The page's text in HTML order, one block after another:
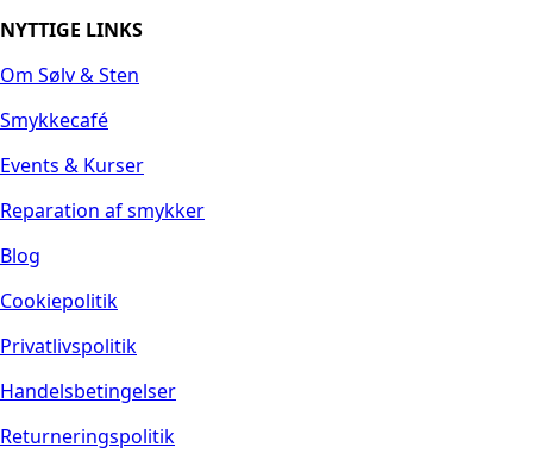
NYTTIGE LINKS
Om Sølv & Sten
Smykkecafé
Events & Kurser
Reparation af smykker
Blog
Cookiepolitik
Privatlivspolitik
Handelsbetingelser
Returneringspolitik